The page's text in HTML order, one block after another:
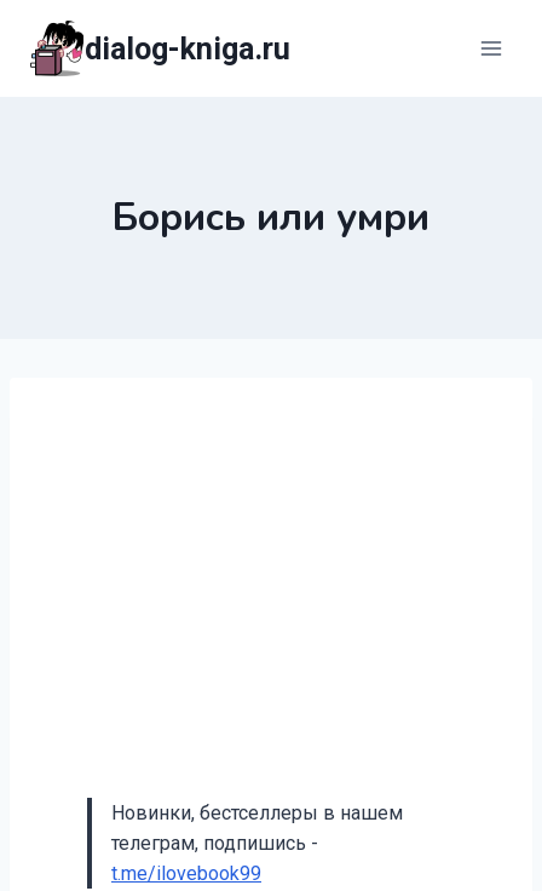
содержимому
dialog-kniga.ru
Борись или умри
Новинки, бестселлеры в нашем
телеграм, подпишись -
t.me/ilovebook99